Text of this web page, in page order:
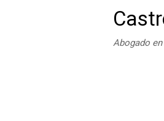
Abogado